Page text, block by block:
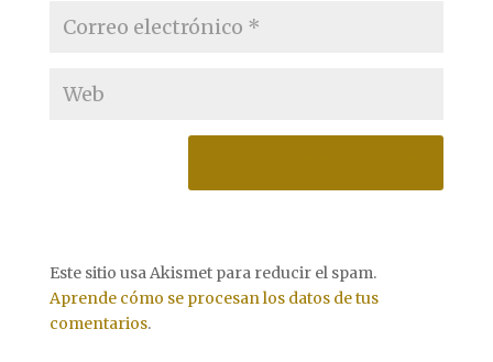
Este sitio usa Akismet para reducir el spam.
Aprende cómo se procesan los datos de tus
comentarios.